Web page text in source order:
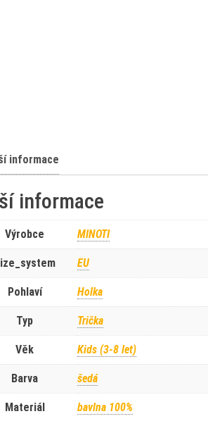
informace
informace
Výrobce MINOTI
EU
Pohlaví Holka
Typ Trička
Věk Kids (3-8 let)
Barva šedá
Materiál bavlna 100%